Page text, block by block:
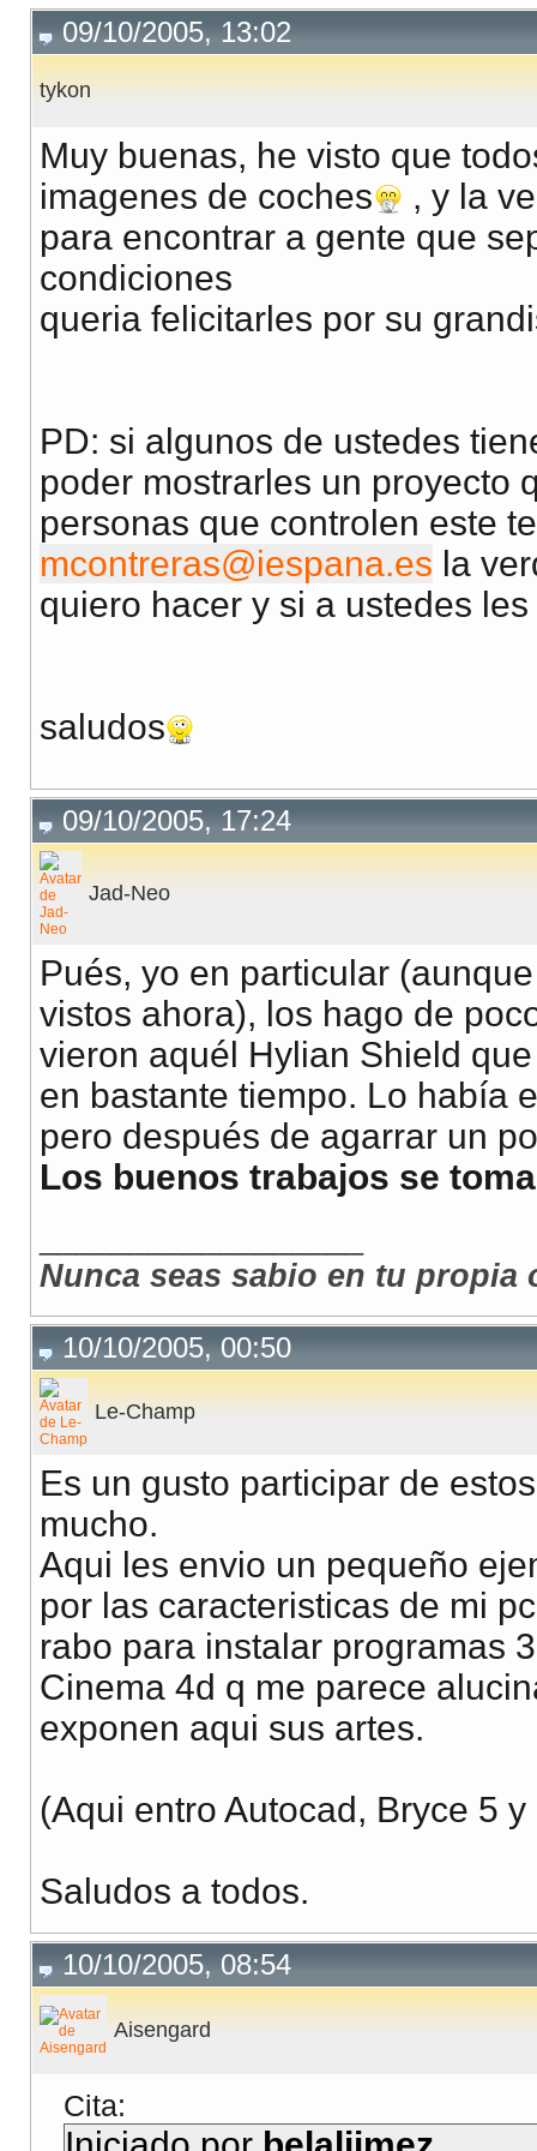
09/10/2005, 13:02
tykon
Muy buenas, he visto que
imagenes de coches
, y la
para encontrar a gente que
condiciones
queria felicitarles por su
PD: si algunos de ustedes
poder mostrarles un proyecto
personas que controlen este
mcontreras@iespana.es la
quiero hacer y si a ustedes
saludos
09/10/2005, 17:24
Jad-Neo
Pués, yo en particular
vistos ahora), los hago de
vieron aquél Hylian Shield
en bastante tiempo. Lo había
pero después de agarrar un
Los buenos trabajos se
Nunca seas sabio en tu propia
10/10/2005, 00:50
Le-Champ
Es un gusto participar de
mucho.
Aqui les envio un pequeño
por las caracteristicas de mi
rabo para instalar programas
Cinema 4d q me parece
exponen aqui sus artes.
(Aqui entro Autocad, Bryce 5
Saludos a todos.
10/10/2005, 08:54
Aisengard
Cita: